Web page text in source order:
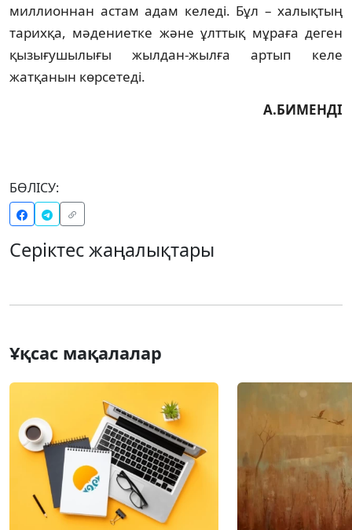
миллионнан астам адам келеді. Бұл – халықтың
тарихқа, мә­дениетке және ұлттық мұраға деген
қы­зығушылығы жылдан-жылға артып ке­ле
жатқанын көрсетеді.
А.БИМЕНДІ
БӨЛІСУ:
Серіктес жаңалықтары
Ұқсас мақалалар